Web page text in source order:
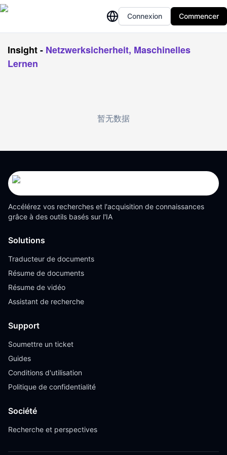
Connexion Commencer
Insight- Netzwerksicherheit, Maschinelles
Lernen
暂无数据
Accélérez vos recherches et l'acquisition de connaissances
grâce à des outils basés sur l'IA
Solutions
Traducteur de documents
Résume de documents
Résume de vidéo
Assistant de recherche
Support
Soumettre un ticket
Guides
Conditions d'utilisation
Politique de confidentialité
Société
Recherche et perspectives